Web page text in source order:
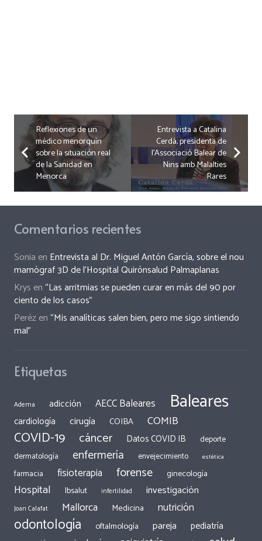
Reflexiones de un
médico menorquín
sobre la situación real
de la Sanidad en
Menorca
Entrevista a Catalina
Cerdà, presidenta de
l’Associació Balear de
Nins amb Malalties
Rares
Comentarios recientes
Sonia en Entrevista al Dr. Miguel Antón García, sobre el nou
mamògraf 3D de l’Hospital Quirónsalud Palmaplanas
Krys en“Las arritmias se pueden curar en más del 90 por
ciento de los casos”
Perézen“Mis analíticas salen bien, pero me sigo sintiendo
mal”
Etiquetas
Adema adicción AECC Baleares Baleares
cardiología cirugía COIBA COMIB
COVID-19 cáncer Datos COVID IB
deporte
dermatología
enfermería envejecimiento estética
farmacia fisioterapia forense ginecología
Hospital Ibsalut infertilidad investigación
Joan Calafat Mallorca Medicina nutrición
odontología oftalmología pareja pediatría